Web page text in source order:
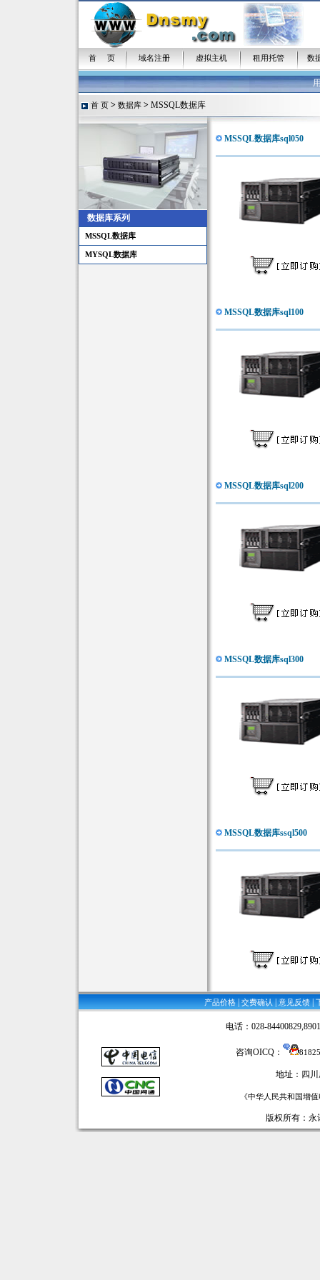
首 页 域名注册 虚拟主机 租用托管 数
首 页 > 数据库 > MSSQL数据库
数据库系列
MSSQL数据库
MYSQL数据库
MSSQL数据库sql050
MSSQL数据库sql100
MSSQL数据库sql200
MSSQL数据库sql300
MSSQL数据库ssql500
产品价格 | 交费确认 | 意见反馈 |
电话：028-
咨询OICQ：
地址：四
《中华人民共和国增
版权所有：永